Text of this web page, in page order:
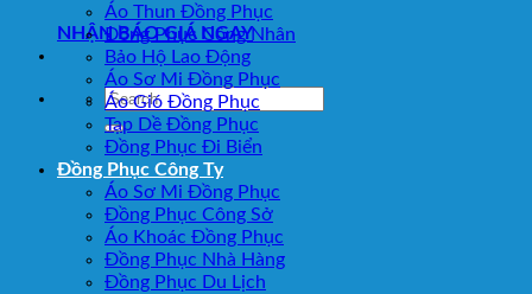
NHẬN BÁO GIÁ NGAY
Áo Thun Đồng Phục
Đồng Phục Công Nhân
Bảo Hộ Lao Động
Áo Sơ Mi Đồng Phục
Áo Gió Đồng Phục
Tạp Dề Đồng Phục
Đồng Phục Đi Biển
Đồng Phục Công Ty
Áo Sơ Mi Đồng Phục
Đồng Phục Công Sở
Áo Khoác Đồng Phục
Đồng Phục Nhà Hàng
Đồng Phục Du Lịch